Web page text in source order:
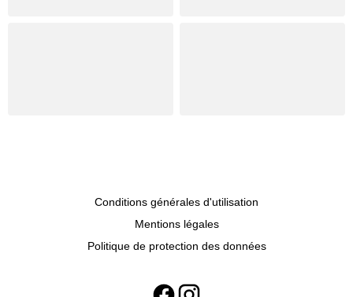
Conditions générales d'utilisation
Mentions légales
Politique de protection des données